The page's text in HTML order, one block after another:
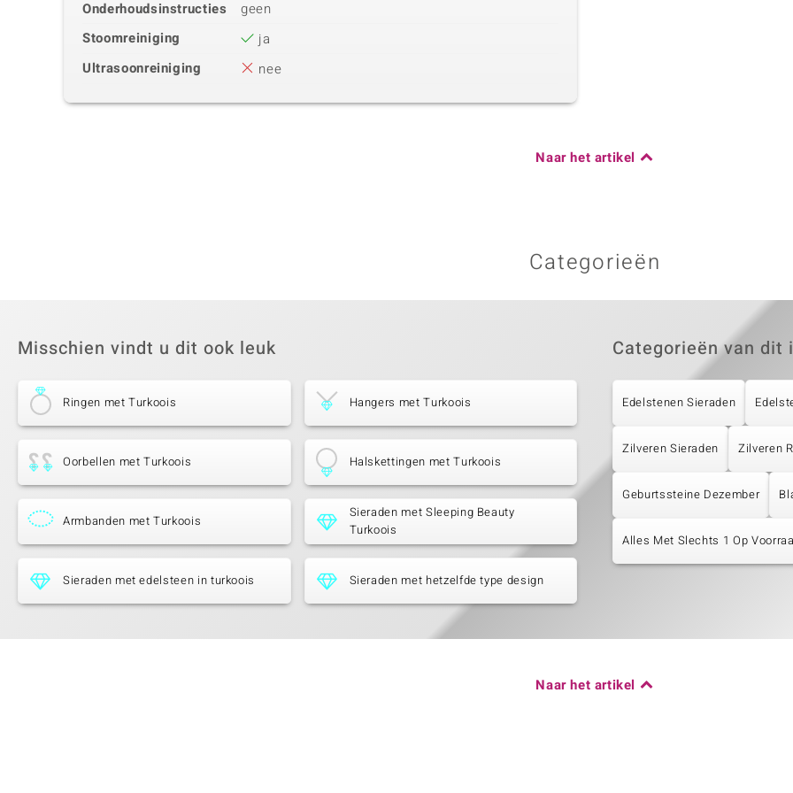
Onderhoudsinstructies
geen
Stoomreiniging
ja
Ultrasoonreiniging
nee
Naar het artikel
Categorieën
Misschien vindt u dit ook leuk
Ringen met Turkoois Hangers met Turkoois
Oorbellen met Turkoois Halskettingen met Turkoois
Armbanden met Turkoois
Sieraden met Sleeping Beauty
Turkoois
Sieraden met edelsteen in turkoois Sieraden met hetzelfde type design
Categorieën van dit
Edelstenen Sieraden
Zilveren Sieraden Zilveren
Geburtssteine Dezember
Alles Met Slechts 1 Op
Naar het artikel